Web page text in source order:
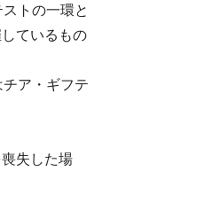
トの一環と
ているもの
ア・ギフテ
失した場